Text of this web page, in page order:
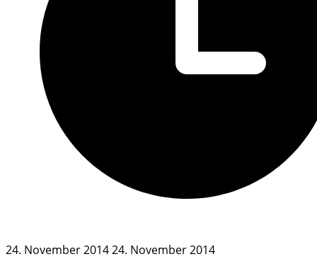
24. November 201424. November 2014